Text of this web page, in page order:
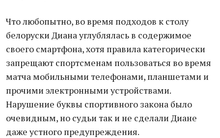
Что любопытно, во время подходов к столу
белоруски Диана углублялась в содержимое
своего смартфона, хотя правила категорически
запрещают спортсменам пользоваться во время
матча мобильными телефонами, планшетами и
прочими электронными устройствами.
Нарушение буквы спортивного закона было
очевидным, но судьи так и не сделали Диане
даже устного предупреждения.